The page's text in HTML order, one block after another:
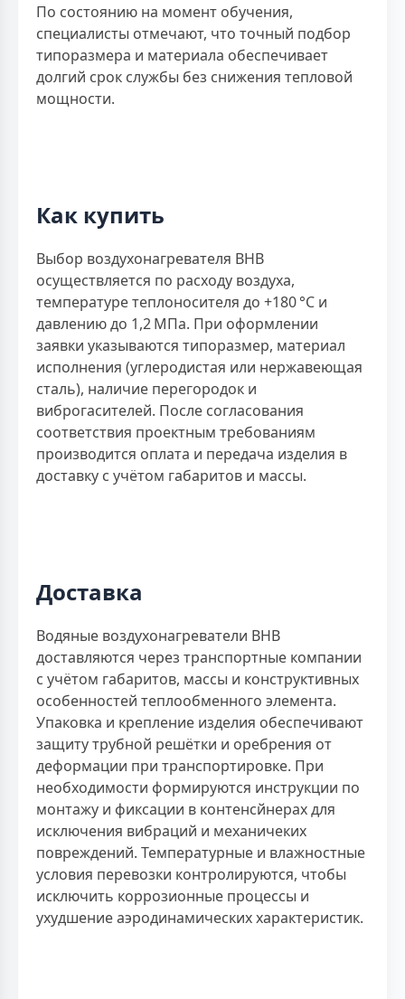
По состоянию на момент обучения,
специалисты отмечают, что точный подбор
типоразмера и материала обеспечивает
долгий срок службы без снижения тепловой
мощности.
Как купить
Выбор воздухонагревателя ВНВ
осуществляется по расходу воздуха,
температуре теплоносителя до +180 °C и
давлению до 1,2 МПа. При оформлении
заявки указываются типоразмер, материал
исполнения (углеродистая или нержавеющая
сталь), наличие перегородок и
виброгасителей. После согласования
соответствия проектным требованиям
производится оплата и передача изделия в
доставку с учётом габаритов и массы.
Доставка
Водяные воздухонагреватели ВНВ
доставляются через транспортные компании
с учётом габаритов, массы и конструктивных
особенностей теплообменного элемента.
Упаковка и крепление изделия обеспечивают
защиту трубной решётки и оребрения от
деформации при транспортировке. При
необходимости формируются инструкции по
монтажу и фиксации в контенсйнерах для
исключения вибраций и механичеких
повреждений. Температурные и влажностные
условия перевозки контролируются, чтобы
исключить коррозионные процессы и
ухудшение аэродинамических характеристик.